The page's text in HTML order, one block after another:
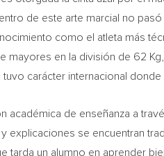
de este arte marcial no
como el atleta más
en la división de 62
carácter internacional
académica de enseñanza a
explicaciones se encuentran
tarda un alumno en aprender